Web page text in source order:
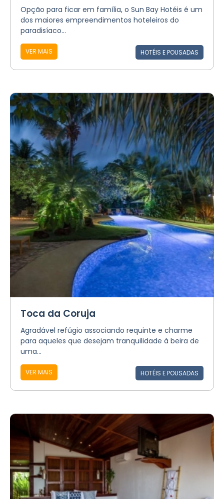
Opção para ficar em família, o Sun Bay Hotéis é um
dos maiores empreendimentos hoteleiros do
paradisíaco...
VER MAIS HOTÉIS E POUSADAS
Toca da Coruja
Agradável refúgio associando requinte e charme
para aqueles que desejam tranquilidade à beira de
uma...
VER MAIS HOTÉIS E POUSADAS